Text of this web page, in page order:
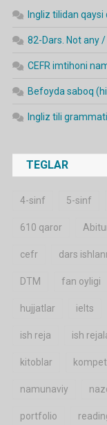
Ingliz tilidan
82-Dars. Not any
CEFR imtihoni
Befoyda saboq
Ingliz tili
TEGLAR
4-sinf 5-sinf
610 qaror
cefr dars
DTM fan oyligi
hujjatlar ielts
ish reja ish
kitoblar
namunaviy
portfolio